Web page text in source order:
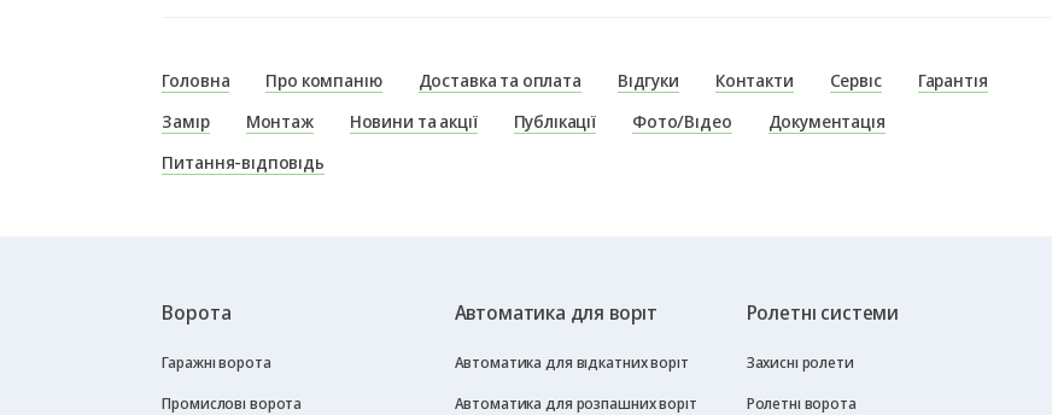
Головна Про компанію Доставка та оплата Відгуки Контакти Сервіс
Гарантія
Замір
Монтаж Новини та акції Публікації Фото/Відео
Документація
Питання-відповідь
Ворота
Гаражні ворота
Промислові ворота
Автоматика для воріт
Автоматика для відкатних воріт
Автоматика для розпашних воріт
Ролетні системи
Захисні ролети
Ролетні ворота